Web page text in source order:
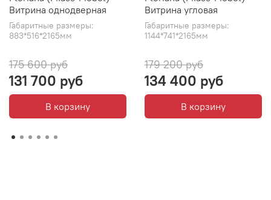
Витрина однодверная
Габаритные размеры:
883*516*2165мм
175 600 руб
131 700 руб
В корзину
Витрина угловая
Габаритные размеры:
1144*741*2165мм
179 200 руб
134 400 руб
В корзину